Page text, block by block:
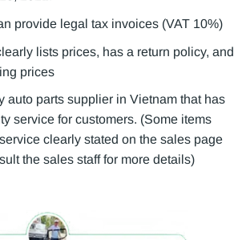
provide legal tax invoices (VAT 10%)
lists prices, has a return policy, and
prices
auto parts supplier in Vietnam that has
service for customers. (Some items
clearly stated on the sales page
the sales staff for more details)